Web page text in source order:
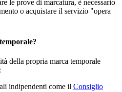
le prove di marcatura, è necessario
o acquistare il servizio "opera
della propria marca temporale
indipendenti come il Consiglio